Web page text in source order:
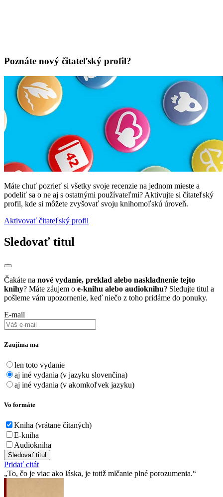
Poznáte nový čitateľský profil?
Máte chuť pozrieť si všetky svoje recenzie na jednom mieste a
podeliť sa o ne aj s ostatnými používateľmi? Aktivujte si čítateľský
profil, kde si môžete zvyšovať svoju knihomoľskú úroveň.
Aktivovať čitateľský profil
Sledovať titul
Čakáte na nové vydanie, preklad alebo naskladnenie tejto
knihy? Máte záujem o e-knihu alebo audioknihu? Sledujte titul a
pošleme vám upozornenie, keď niečo z toho pridáme do ponuky.
E-mail
Zaujíma ma
len toto vydanie
aj iné vydania (v jazyku slovenčina)
aj iné vydania (v akomkoľvek jazyku)
Vo formáte
Kniha (vrátane čítaných)
E-kniha
Audiokniha
Sledovať titul
Pridať citát
To, čo je viac ako láska, je totiž mlčanie plné porozumenia.